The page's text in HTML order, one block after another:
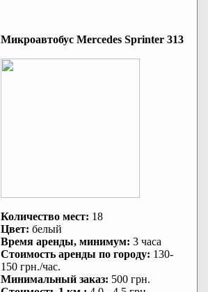
Микроавтобус Mеrcedes Sprinter 313
Количество мест: 18
Цвет: белый
Время аренды, минимум: 3 часа
Стоимость аренды по городу: 130-
150 грн./час.
Минимальный заказ: 500 грн.